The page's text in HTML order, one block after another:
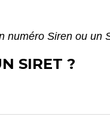
numéro Siren ou un
SIRET ?